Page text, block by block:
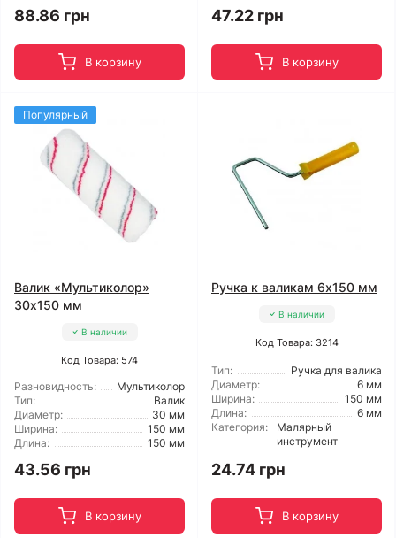
88.86 грн
В корзину
47.22 грн
В корзину
Популярный
Валик «Мультиколор»
30x150 мм
В наличии
Код Товара: 574
Разновидность:
Мультиколор
Тип:
Валик
Диаметр:
30 мм
Ширина:
150 мм
Длина:
150 мм
43.56 грн
В корзину
Ручка к валикам 6x150 мм
В наличии
Код Товара: 3214
Тип:
Ручка для валика
Диаметр:
6 мм
Ширина:
150 мм
Длина:
6 мм
Категория:
Малярный
инструмент
24.74 грн
В корзину